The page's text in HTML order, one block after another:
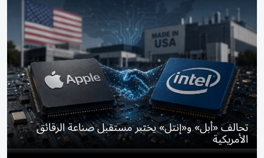
تحالف «أبل» و«إنتل» يختبر مستقبل صناعة الرقائق
الأمريكية